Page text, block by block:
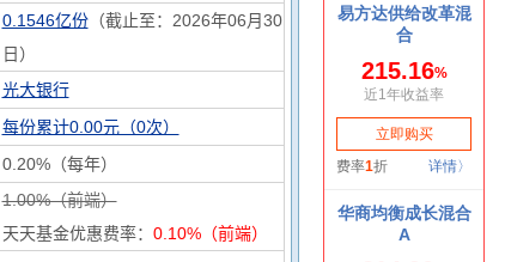
0.1546亿份（截止至：2026年06月30
日）
光大银行
每份累计0.00元（0次）
0.20%（每年）
1.00%（前端）
天天基金优惠费率： 0.10%（前端）